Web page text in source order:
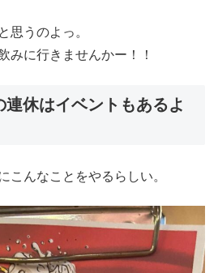
思うのよっ。
みに行きませんかー！！
休はイベントもあるよ
こんなことをやるらしい。